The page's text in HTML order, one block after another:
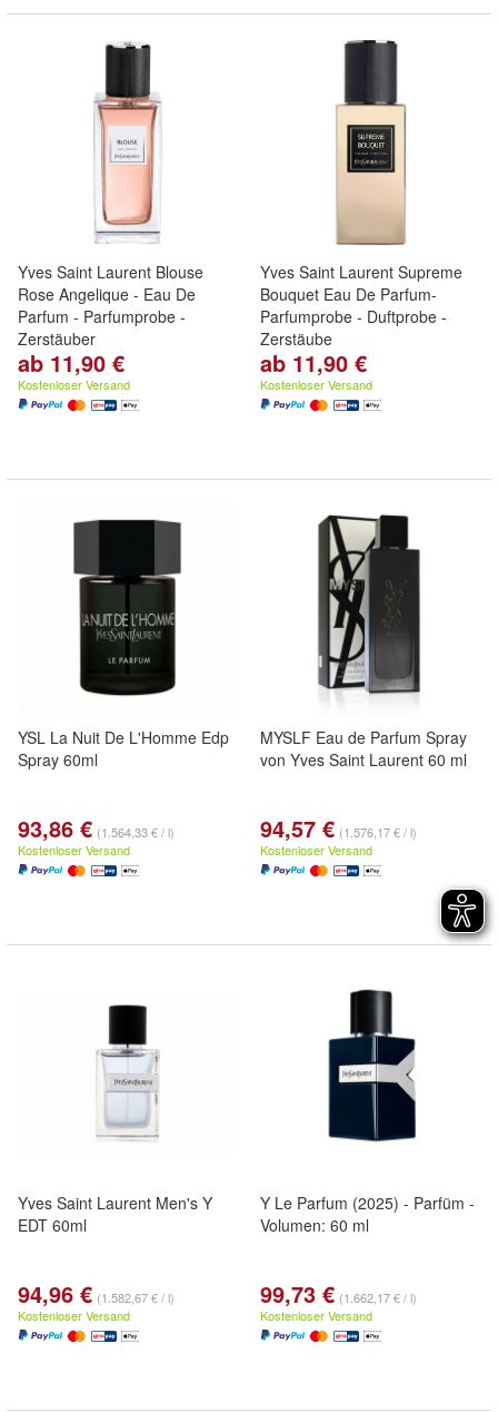
Yves Saint Laurent Blouse
Rose Angelique - Eau De
Parfum - Parfumprobe -
Zerstäuber
ab 11,90 €
Kostenloser Versand
Yves Saint Laurent Supreme
Bouquet Eau De Parfum-
Parfumprobe - Duftprobe -
Zerstäube
ab 11,90 €
Kostenloser Versand
YSL La Nuit De L'Homme Edp
Spray 60ml
93,86 € (1.564,33 € / l)
Kostenloser Versand
MYSLF Eau de Parfum Spray
von Yves Saint Laurent 60 ml
94,57 € (1.576,17 € / l)
Kostenloser Versand
Yves Saint Laurent Men's Y
EDT 60ml
94,96 € (1.582,67 € / l)
Kostenloser Versand
Y Le Parfum (2025) - Parfüm -
Volumen: 60 ml
99,73 € (1.662,17 € / l)
Kostenloser Versand